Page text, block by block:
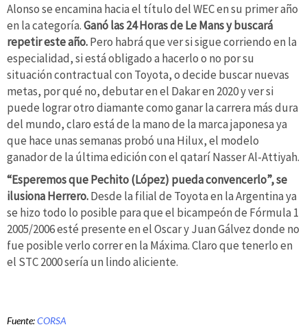
Alonso se encamina hacia el título del WEC en su primer año
en la categoría.Ganó las 24 Horas de Le Mans y buscará
repetir este año.Pero habrá que ver si sigue corriendo en la
especialidad, si está obligado a hacerlo o no por su
situación contractual con Toyota, o decide buscar nuevas
metas, por qué no, debutar en el Dakar en 2020 y ver si
puede lograr otro diamante como ganar la carrera más dura
del mundo, claro está de la mano de la marca japonesa ya
que hace unas semanas probó una Hilux, el modelo
ganador de la última edición con el qatarí Nasser Al-Attiyah.
“Esperemos que Pechito (López) pueda convencerlo”, se
ilusiona Herrero.Desde la filial de Toyota en la Argentina ya
se hizo todo lo posible para que el bicampeón de Fórmula 1
2005/2006 esté presente en el Oscar y Juan Gálvez donde no
fue posible verlo correr en la Máxima. Claro que tenerlo en
el STC 2000 sería un lindo aliciente.
Fuente:CORSA